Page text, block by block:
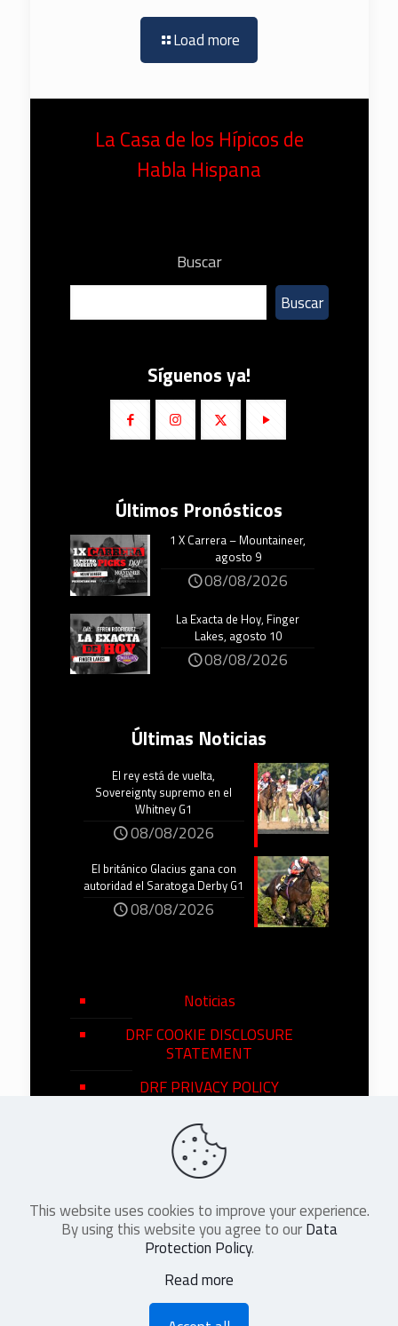
Load more
La Casa de los Hípicos de
Habla Hispana
Buscar
Buscar
Síguenos ya!
Últimos Pronósticos
1 X Carrera – Mountaineer,
agosto 9
08/08/2026
La Exacta de Hoy, Finger
Lakes, agosto 10
08/08/2026
Últimas Noticias
El rey está de vuelta,
Sovereignty supremo en el
Whitney G1
08/08/2026
El británico Glacius gana con
autoridad el Saratoga Derby G1
08/08/2026
Noticias
DRF COOKIE DISCLOSURE
STATEMENT
DRF PRIVACY POLICY
©2026DRF en Español. All Rights
Reserved
This website uses cookies to improve your experience.
By using this website you agree to ourData
Protection Policy.
Read more